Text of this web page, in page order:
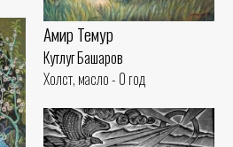
Амир Темур
Кутлуг Башаров
Холст, масло - 0 год